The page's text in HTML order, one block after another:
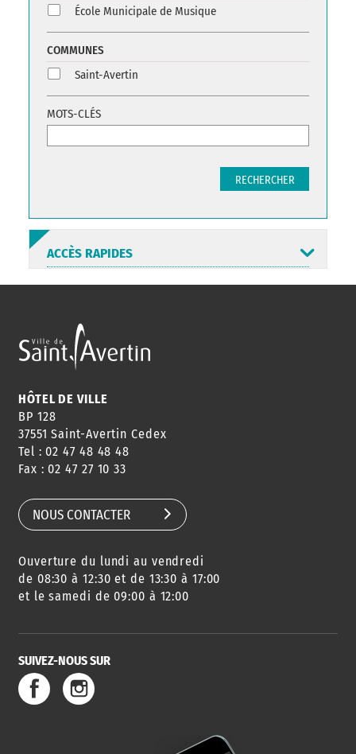
École Municipale de Musique
COMMUNES
Saint-Avertin
MOTS-CLÉS
RECHERCHER
ACCÈS RAPIDES
ANNUAIRE
HORAIRES
CONSEILS
DE QUARTIER
AGENDA
DES SORTIES
URBANISME
SERVICE
DE L'EAU
HÔTEL DE VILLE
BP 128
37551 Saint-Avertin Cedex
Tel : 02 47 48 48 48
Fax : 02 47 27 10 33
NOUS CONTACTER
Ouverture du lundi au vendredi
de 08:30 à 12:30 et de 13:30 à 17:00
et le samedi de 09:00 à 12:00
SUIVEZ-NOUS SUR